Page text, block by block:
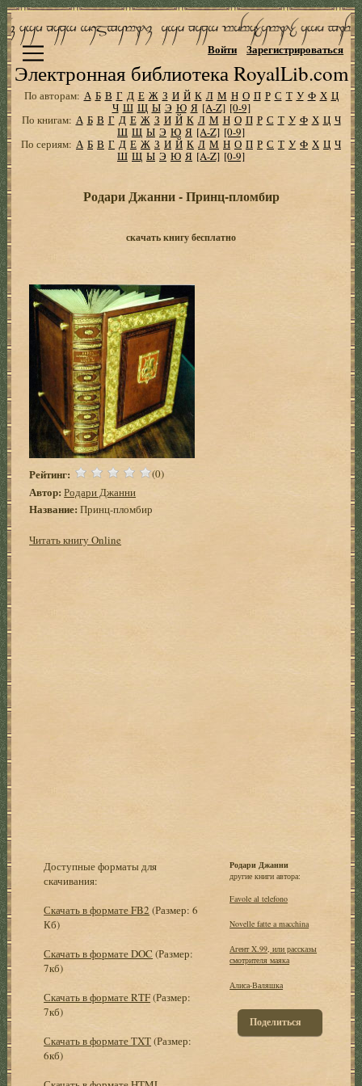
Электронная библиотека RoyalLib.com
Войти Зарегистрироваться
По авторам: А Б В Г Д Е Ж З И Й К Л М Н О П Р С Т У Ф Х Ц
Ч Ш Щ Ы Э Ю Я [A-Z] [0-9]
По книгам: А Б В Г Д Е Ж З И Й К Л М Н О П Р С Т У Ф Х Ц Ч
Ш Щ Ы Э Ю Я [A-Z] [0-9]
По сериям: А Б В Г Д Е Ж З И Й К Л М Н О П Р С Т У Ф Х Ц Ч
Ш Щ Ы Э Ю Я [A-Z] [0-9]
Родари Джанни - Принц-пломбир
скачать книгу бесплатно
Рейтинг: (0)
Автор: Родари Джанни
Название: Принц-пломбир
Читать книгу Online
Доступные форматы для
скачивания:
Скачать в формате FB2 (Размер: 6
Кб)
Скачать в формате DOC (Размер:
7кб)
Скачать в формате RTF(Размер:
7кб)
Скачать в формате TXT(Размер:
6кб)
Родари Джанни
другие книги автора:
Favole al telefono
Novelle fatte a macchina
Агент X.99, или рассказы
смотрителя маяка
Алиса-Валяшка
Поделиться